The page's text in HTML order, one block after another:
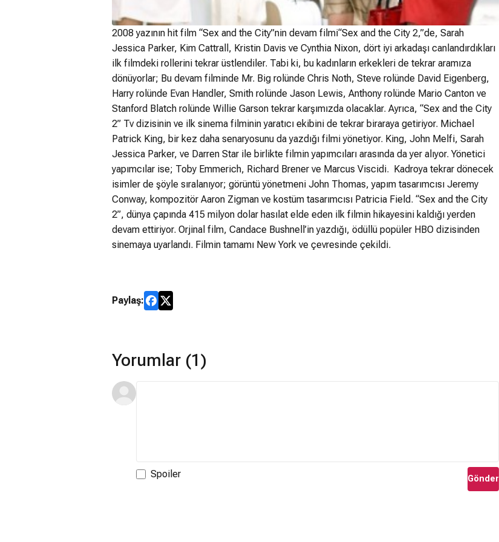
2008 yazının hit film “Sex and the City”nin devam filmi“Sex and the City 2,”de, Sarah
Jessica Parker, Kim Cattrall, Kristin Davis ve Cynthia Nixon, dört iyi arkadaşı canlandırdıkları
ilk filmdeki rollerini tekrar üstlendiler. Tabi ki, bu kadınların erkekleri de tekrar aramıza
dönüyorlar; Bu devam filminde Mr. Big rolünde Chris Noth, Steve rolünde David Eigenberg,
Harry rolünde Evan Handler, Smith rolünde Jason Lewis, Anthony rolünde Mario Canton ve
Stanford Blatch rolünde Willie Garson tekrar karşımızda olacaklar. Ayrıca, “Sex and the City
2” Tv dizisinin ve ilk sinema filminin yaratıcı ekibini de tekrar biraraya getiriyor. Michael
Patrick King, bir kez daha senaryosunu da yazdığı filmi yönetiyor. King, John Melfi, Sarah
Jessica Parker, ve Darren Star ile birlikte filmin yapımcıları arasında da yer alıyor. Yönetici
yapımcılar ise; Toby Emmerich, Richard Brener ve Marcus Viscidi. Kadroya tekrar dönecek
isimler de şöyle sıralanıyor; görüntü yönetmeni John Thomas, yapım tasarımcısı Jeremy
Conway, kompozitör Aaron Zigman ve kostüm tasarımcısı Patricia Field. “Sex and the City
2”, dünya çapında 415 milyon dolar hasılat elde eden ilk filmin hikayesini kaldığı yerden
devam ettiriyor. Orjinal film, Candace Bushnell’in yazdığı, ödüllü popüler HBO dizisinden
sinemaya uyarlandı. Filmin tamamı New York ve çevresinde çekildi.
Paylaş:
Yorumlar (1)
Spoiler Gönder